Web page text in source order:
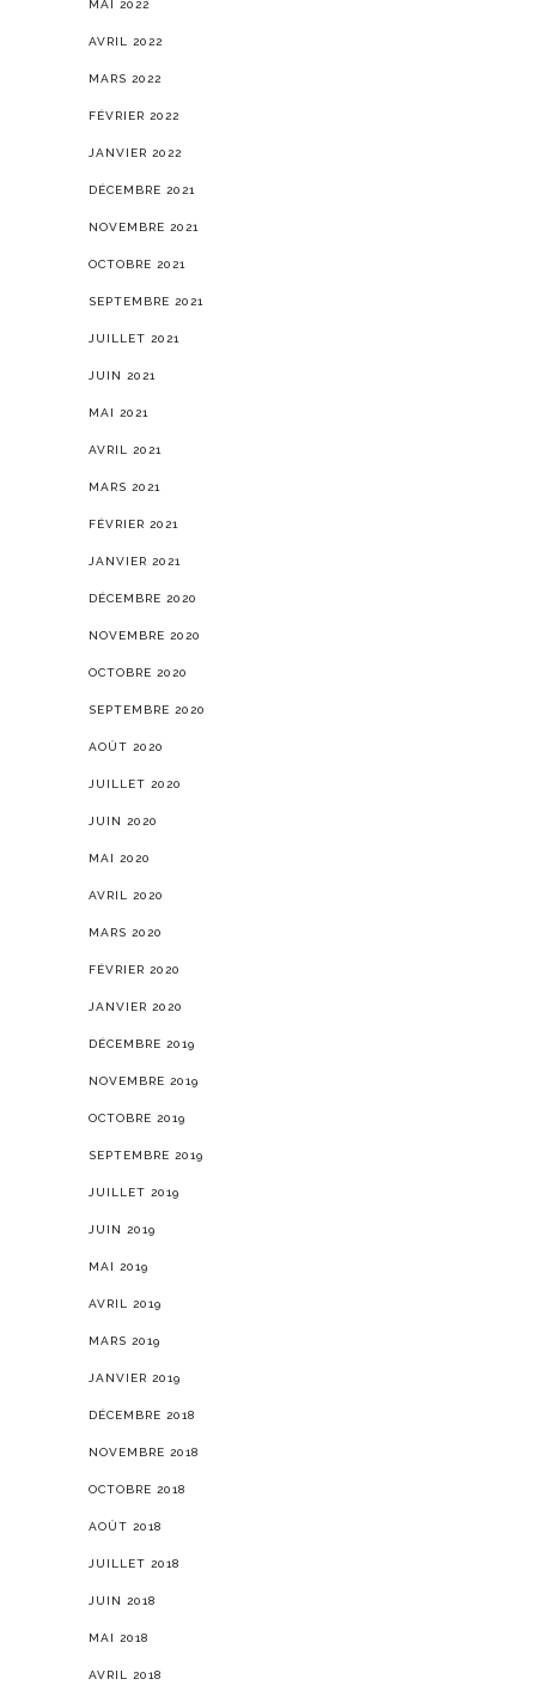
MAI 2022
AVRIL 2022
MARS 2022
FÉVRIER 2022
JANVIER 2022
DÉCEMBRE 2021
NOVEMBRE 2021
OCTOBRE 2021
SEPTEMBRE 2021
JUILLET 2021
JUIN 2021
MAI 2021
AVRIL 2021
MARS 2021
FÉVRIER 2021
JANVIER 2021
DÉCEMBRE 2020
NOVEMBRE 2020
OCTOBRE 2020
SEPTEMBRE 2020
AOÛT 2020
JUILLET 2020
JUIN 2020
MAI 2020
AVRIL 2020
MARS 2020
FÉVRIER 2020
JANVIER 2020
DÉCEMBRE 2019
NOVEMBRE 2019
OCTOBRE 2019
SEPTEMBRE 2019
JUILLET 2019
JUIN 2019
MAI 2019
AVRIL 2019
MARS 2019
JANVIER 2019
DÉCEMBRE 2018
NOVEMBRE 2018
OCTOBRE 2018
AOÛT 2018
JUILLET 2018
JUIN 2018
MAI 2018
AVRIL 2018